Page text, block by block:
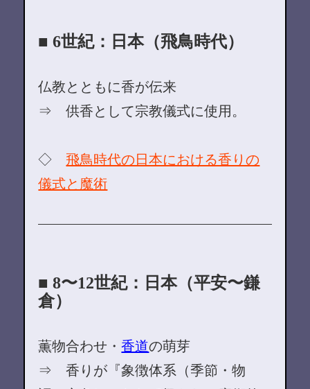
■ 6世紀：日本（飛鳥時代）
仏教とともに香が伝来
⇒ 供香として宗教儀式に使用。
◇ 飛鳥時代の日本における香りの
儀式と魔術
■ 8〜12世紀：日本（平安〜鎌
倉）
薫物合わせ・香道の萌芽
⇒ 香りが『象徴体系（季節・物